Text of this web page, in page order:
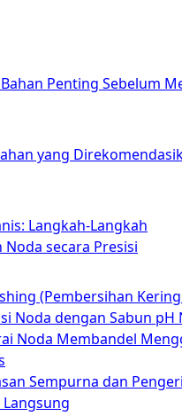
Penting Sebelum
yang
Langkah-Langkah
secara Presisi
(Pembersihan
Noda dengan Sabun pH
Noda Membandel
Sempurna dan
Langsung